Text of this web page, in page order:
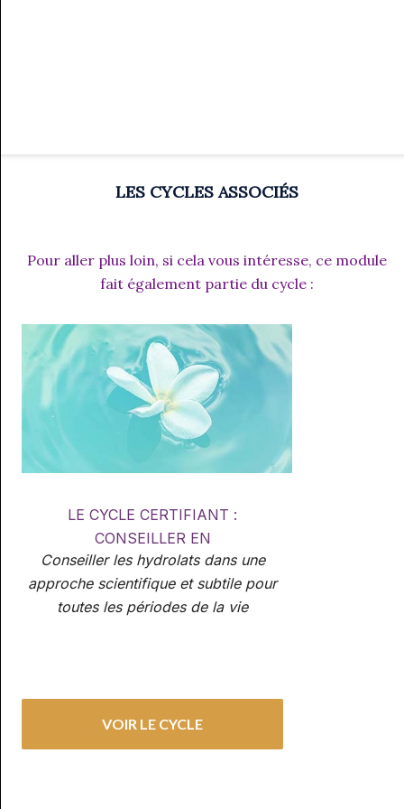
LES CYCLES ASSOCIÉS
Pour aller plus loin, si cela vous intéresse, ce module
fait également partie du cycle :
LE CYCLE CERTIFIANT :
CONSEILLER EN
HYDROLATHERAPIE GLOBALE
Conseiller les hydrolats dans une
approche scientifique et subtile pour
toutes les périodes de la vie
VOIR LE CYCLE